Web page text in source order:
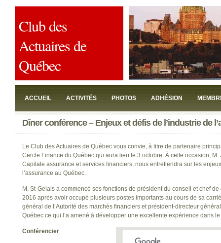
Club des
Actuaires de
Québec
ACCUEIL ACTIVITÉS PHOTOS ADHÉSION
JOINDRE
Dîner conférence – Enjeux et défis de l’industrie de
Le Club des Actuaires de Québec vous convie, à titre de partenaire
Cercle Finance du Québec qui aura lieu le 3 octobre. À cette occasion, M.
Capitale assurance et services financiers, nous entretiendra sur les
l’assurance au Québec.
M. St-Gelais a commencé ses fonctions de président du conseil et chef
2016 après avoir occupé plusieurs postes importants au cours de sa
général de l’Autorité des marchés financiers et président-directeur
Québec ce qui l’a amené à développer une excellente expérience dans
Conférencier